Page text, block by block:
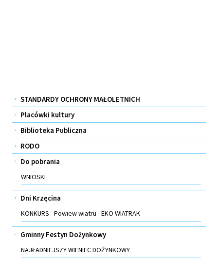
Menu
STANDARDY OCHRONY MAŁOLETNICH
Placówki kultury
Biblioteka Publiczna
RODO
Do pobrania
WNIOSKI
Dni Krzęcina
KONKURS - Powiew wiatru - EKO WIATRAK
Gminny Festyn Dożynkowy
NAJŁADNIEJSZY WIENIEC DOŻYNKOWY